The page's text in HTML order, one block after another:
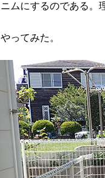
ニムにするのである。
やってみた。